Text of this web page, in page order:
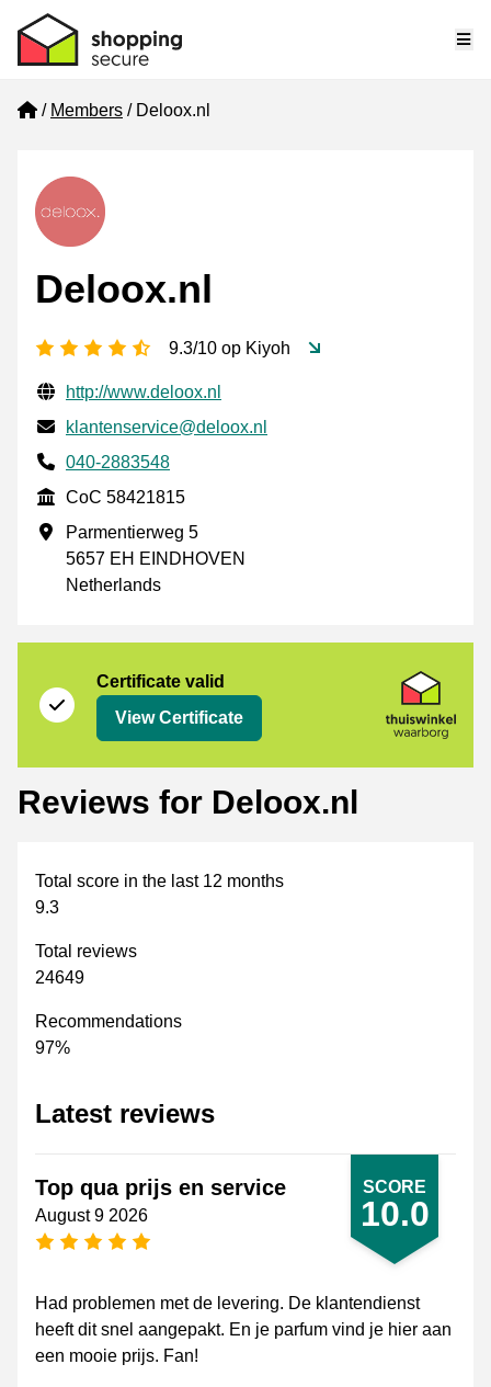
Home
Members Deloox.nl
Deloox.nl
4.5 stars
9.3/10 op Kiyoh
Verified contact information
Website URL
http://www.deloox.nl
Email
klantenservice@deloox.nl
Phone number
040-2883548
CoC
CoC 58421815
Business address
Parmentierweg 5
5657 EH EINDHOVEN
Netherlands
Certificate valid
View Certificate
Reviews for Deloox.nl
Total score in the last 12 months
9.3
Total reviews
24649
Recommendations
97%
Latest reviews
SCORE
10.0
Top qua prijs en service
August 9 2026
5 stars
Had problemen met de levering. De klantendienst
heeft dit snel aangepakt. En je parfum vind je hier aan
een mooie prijs. Fan!